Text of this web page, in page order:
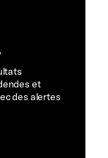
et
des alertes